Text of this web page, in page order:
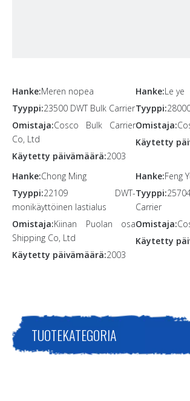
Hanke:Meren nopea
Tyyppi:23500 DWT Bulk Carrier
Omistaja:Cosco Bulk Carrier
Co, Ltd
Käytetty päivämäärä:2003
Hanke:Le ye
Tyyppi:
Omistaja:
Käytetty
Hanke:Chong Ming
Tyyppi:22109 DWT-
monikäyttöinen lastialus
Omistaja:Kiinan Puolan osa
Shipping Co, Ltd
Käytetty päivämäärä:2003
Hanke:Feng
Tyyppi:
Carrier
Omistaja:
Käytetty
TUOTEKATEGORIA